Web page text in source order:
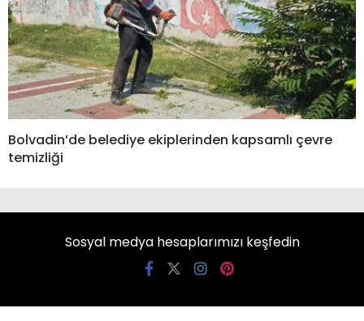
Bolvadin’de belediye ekiplerinden kapsamlı çevre
temizliği
Sosyal medya hesaplarımızı keşfedin